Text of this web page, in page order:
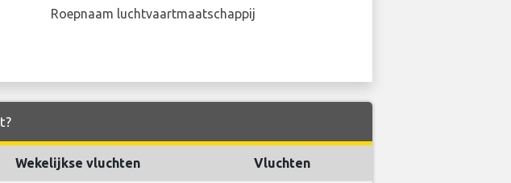
Roepnaam luchtvaartmaatschappij
Wekelijkse vluchten Vluchten